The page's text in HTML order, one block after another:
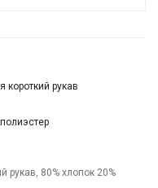
короткий рукав
рукав, 80% хлопок 20%